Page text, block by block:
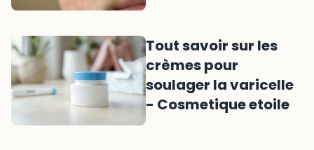
Tout savoir sur les
crèmes pour
soulager la varicelle
- Cosmetique etoile